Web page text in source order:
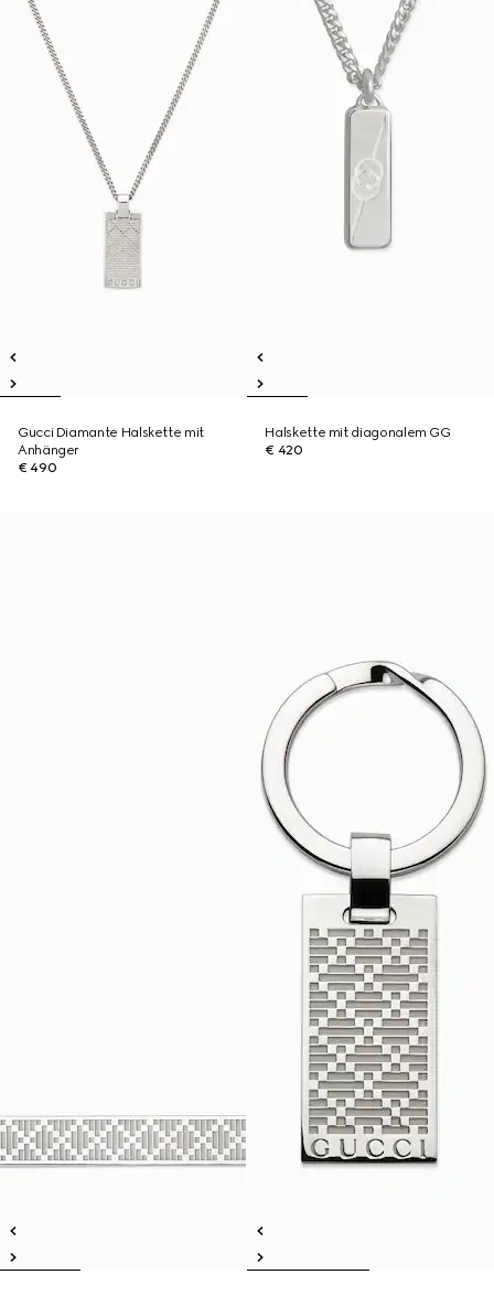
Gucci Diamante Halskette mit
Anhänger
€ 490
Halskette mit diagonalem GG
€ 420